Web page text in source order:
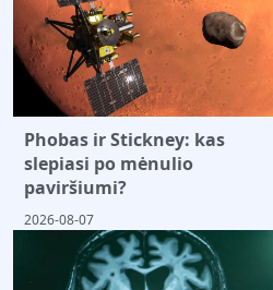
Phobas ir Stickney: kas
slepiasi po mėnulio
paviršiumi?
2026-08-07